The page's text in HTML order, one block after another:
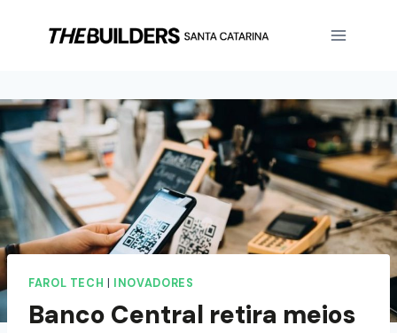
FAROL TECH | INOVADORES
Banco Central retira meios